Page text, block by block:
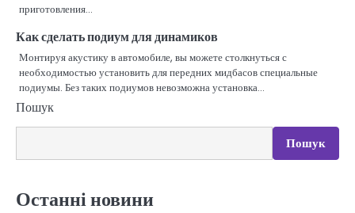
приготовления…
Как сделать подиум для динамиков
Монтируя акустику в автомобиле, вы можете столкнуться с
необходимостью установить для передних мидбасов специальные
подиумы. Без таких подиумов невозможна установка…
Пошук
Пошук
Останні новини